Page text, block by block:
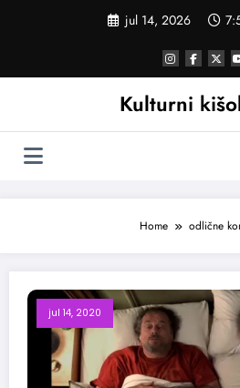
jul 14, 2026
Kulturni
Home odlične
jul 14, 2020